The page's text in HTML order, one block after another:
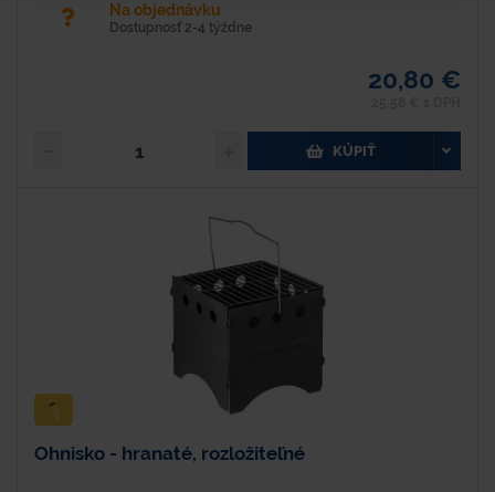
Na objednávku
Dostupnosť 2-4 týždne
20,80 €
KÚPIŤ
Ohnisko - hranaté, rozložiteľné